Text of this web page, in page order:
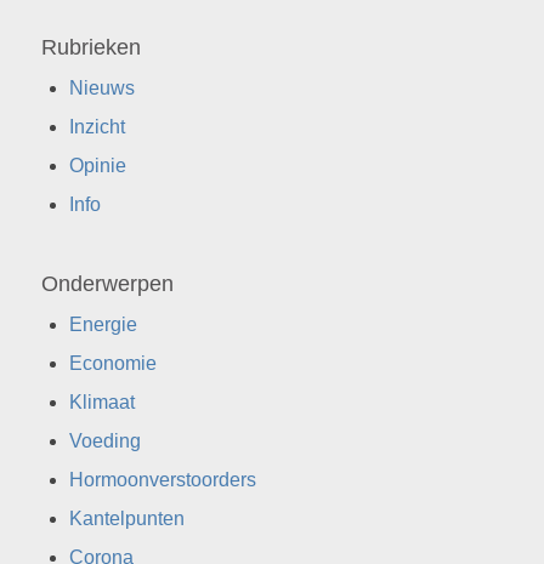
Rubrieken
Nieuws
Inzicht
Opinie
Info
Onderwerpen
Energie
Economie
Klimaat
Voeding
Hormoonverstoorders
Kantelpunten
Corona